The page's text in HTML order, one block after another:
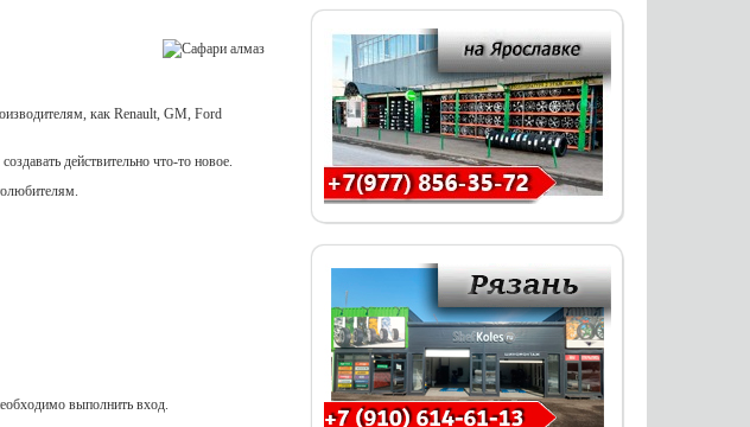
как Renault, GM, Ford
действительно что-то новое.
выполнить вход.